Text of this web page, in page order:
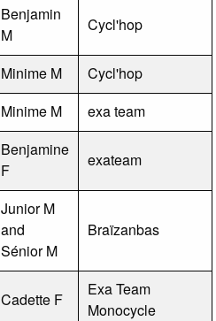
Benjamin
M
Cycl'hop
Minime M
Cycl'hop
Minime M exa team
Benjamine
F
exateam
Junior M
and
Sénior M
Braïzanbas
Cadette F
Exa Team
Monocycle